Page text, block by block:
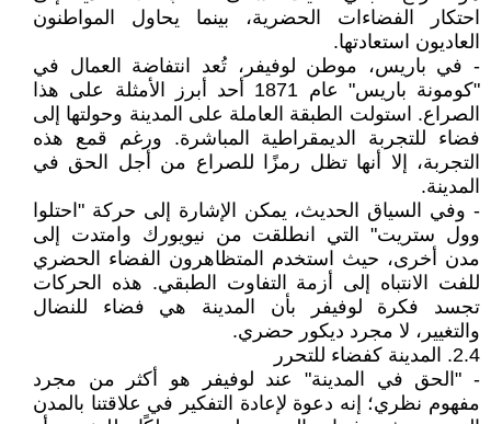
احتكار الفضاءات الحضرية، بينما يحاول المواطنون
العاديون استعادتها.
- في باريس، موطن لوفيفر، تُعد انتفاضة العمال في
"كومونة باريس" عام 1871 أحد أبرز الأمثلة على هذا
الصراع. استولت الطبقة العاملة على المدينة وحولتها إلى
فضاء للتجربة الديمقراطية المباشرة. ورغم قمع هذه
التجربة، إلا أنها تظل رمزًا للصراع من أجل الحق في
المدينة.
- وفي السياق الحديث، يمكن الإشارة إلى حركة "احتلوا
وول ستريت" التي انطلقت من نيويورك وامتدت إلى
مدن أخرى، حيث استخدم المتظاهرون الفضاء الحضري
للفت الانتباه إلى أزمة التفاوت الطبقي. هذه الحركات
تجسد فكرة لوفيفر بأن المدينة هي فضاء للنضال
والتغيير، لا مجرد ديكور حضري.
2.4. المدينة كفضاء للتحرر
- "الحق في المدينة" عند لوفيفر هو أكثر من مجرد
مفهوم نظري؛ إنه دعوة لإعادة التفكير في علاقتنا بالمدن